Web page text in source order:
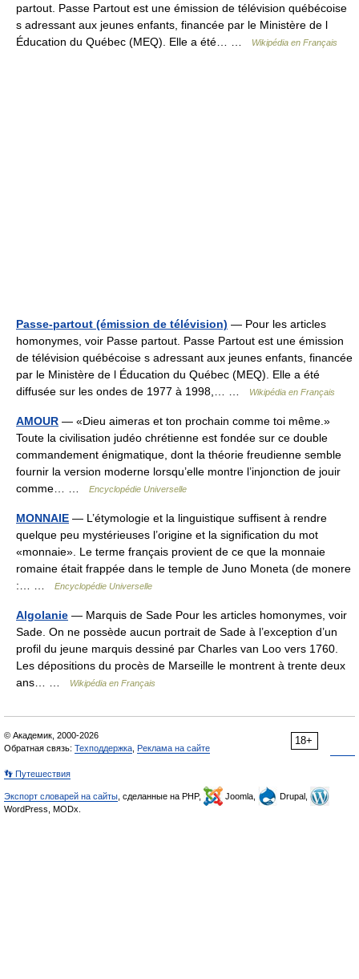
partout. Passe Partout est une émission de télévision québécoise
s adressant aux jeunes enfants, financée par le Ministère de l
Éducation du Québec (MEQ). Elle a été… …
Wikipédia en Français
Passe-partout (émission de télévision) — Pour les articles
homonymes, voir Passe partout. Passe Partout est une émission
de télévision québécoise s adressant aux jeunes enfants, financée
par le Ministère de l Éducation du Québec (MEQ). Elle a été
diffusée sur les ondes de 1977 à 1998,… …
Wikipédia en Français
AMOUR — «Dieu aimeras et ton prochain comme toi même.»
Toute la civilisation judéo chrétienne est fondée sur ce double
commandement énigmatique, dont la théorie freudienne semble
fournir la version moderne lorsqu’elle montre l’injonction de jouir
comme… …
Encyclopédie Universelle
MONNAIE — L’étymologie et la linguistique suffisent à rendre
quelque peu mystérieuses l’origine et la signification du mot
«monnaie». Le terme français provient de ce que la monnaie
romaine était frappée dans le temple de Juno Moneta (de monere
:… …
Encyclopédie Universelle
Algolanie — Marquis de Sade Pour les articles homonymes, voir
Sade. On ne possède aucun portrait de Sade à l’exception d’un
profil du jeune marquis dessiné par Charles van Loo vers 1760.
Les dépositions du procès de Marseille le montrent à trente deux
ans… …
Wikipédia en Français
18+
© Академик, 2000-2026
Обратная связь: Техподдержка Реклама на сайте
👣 Путешествия
Экспорт словарей на сайты , сделанные на PHP, Joomla,
Drupal,
WordPress, MODx.